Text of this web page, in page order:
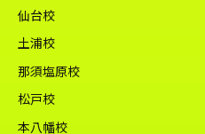
仙台校
土浦校
那須塩原校
松戸校
本八幡校